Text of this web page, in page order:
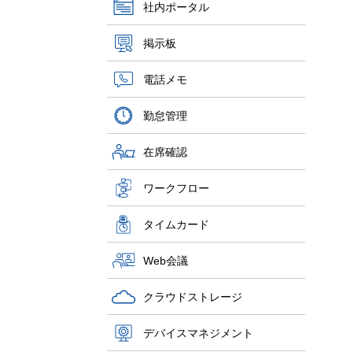
社内ポータル
掲示板
電話メモ
勤怠管理
在席確認
ワークフロー
タイムカード
Web会議
クラウドストレージ
デバイスマネジメント